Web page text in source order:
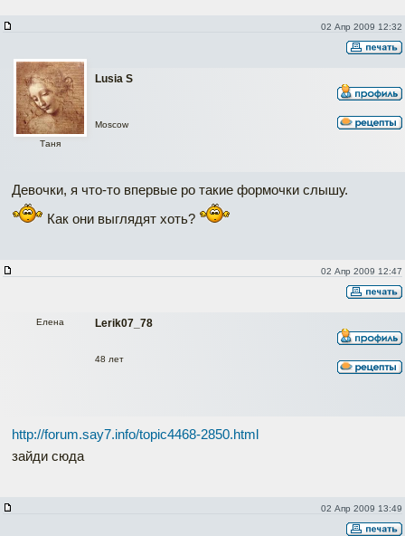
02 Апр 2009 12:32
Lusia S
Таня
Moscow
Девочки, я что-то впервые ро такие формочки слышу.
Как они выглядят хоть?
02 Апр 2009 12:47
Lerik07_78
Елена
48 лет
http://forum.say7.info/topic4468-2850.html
зайди сюда
02 Апр 2009 13:49